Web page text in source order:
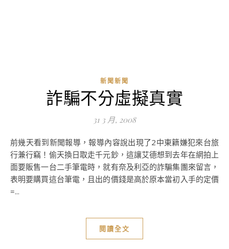
新聞新聞
詐騙不分虛擬真實
31 3 月, 2008
前幾天看到新聞報導，報導內容說出現了2中東籍嫌犯來台旅
行兼行竊！偷天換日取走千元鈔，這讓艾德想到去年在網拍上
面要販售一台二手筆電時，就有奈及利亞的詐騙集團來留言，
表明要購買這台筆電，且出的價錢是高於原本當初入手的定價
=...
閱讀全文